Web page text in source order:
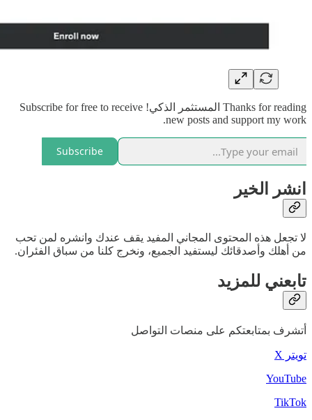
Thanks for reading المستثمر الذكي! Subscribe for free to receive
new posts and support my work.
Subscribe
انشر الخير
لا تجعل هذه المحتوى المجاني المفيد يقف عندك وانشره لمن تحب
من أهلك وأصدقائك ليستفيد الجميع، ونخرج كلنا من سباق الفئران.
تابعني للمزيد
أتشرف بمتابعتكم على منصات التواصل
تويتر X
YouTube
TikTok